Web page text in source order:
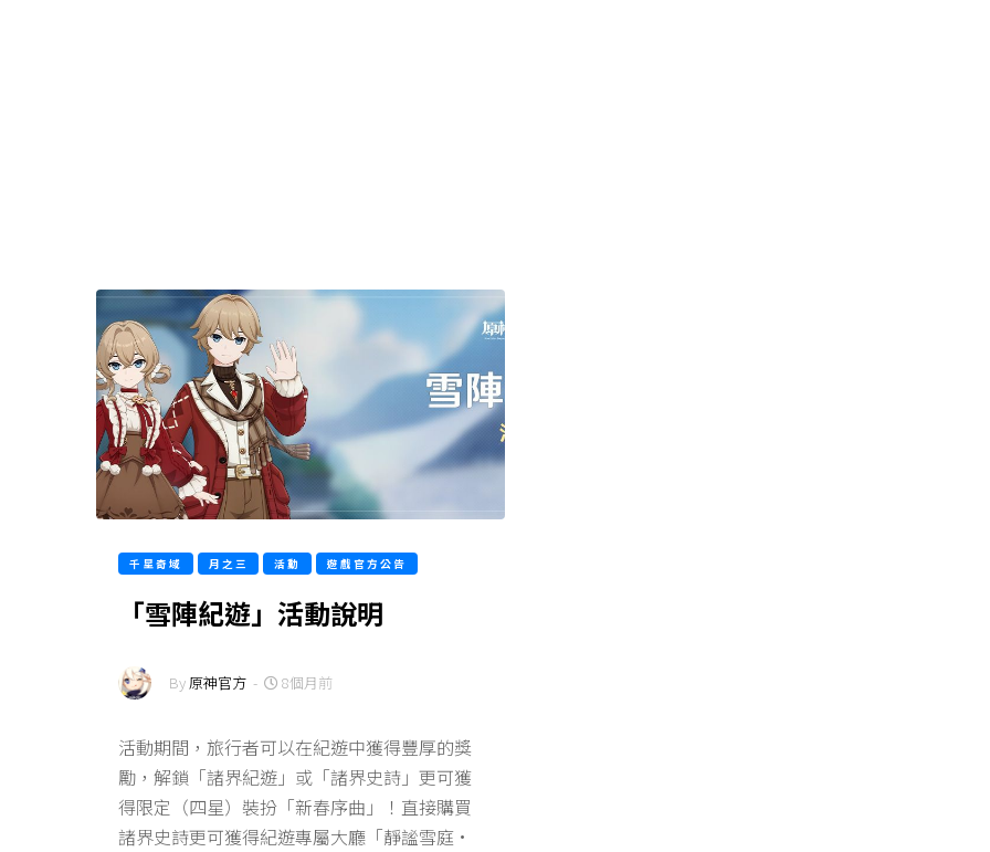
千星奇域 月之三 活動 遊戲官方公告
「雪陣紀遊」活動說明
By原神官方 - 8個月前
活動期間，旅行者可以在紀遊中獲得豐厚的獎
勵，解鎖「諸界紀遊」或「諸界史詩」更可獲
得限定（四星）裝扮「新春序曲」！直接購買
諸界史詩更可獲得紀遊專屬大廳「靜謐雪庭·